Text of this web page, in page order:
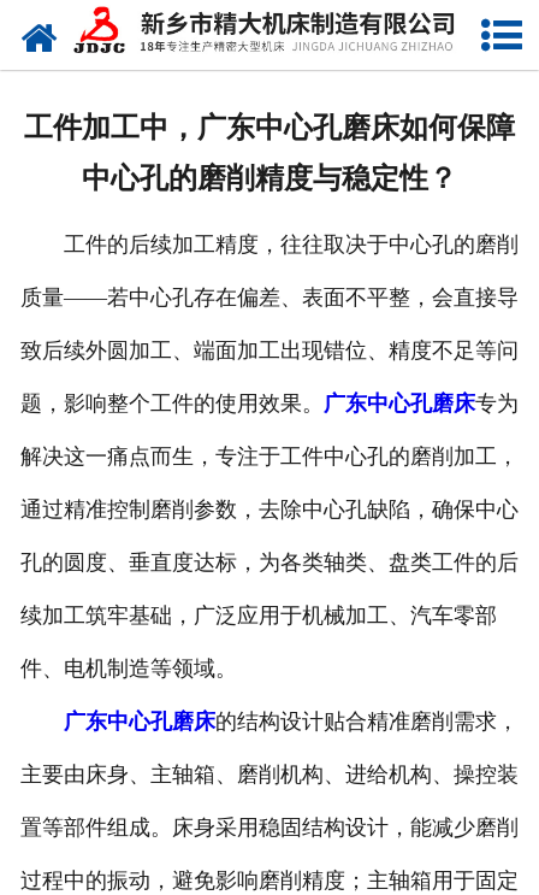
网站首页
视频中心
联系我们
工件加工中，广东中心孔磨床如何保障
中心孔的磨削精度与稳定性？
工件的后续加工精度，往往取决于中心孔的磨削
质量——若中心孔存在偏差、表面不平整，会直接导
致后续外圆加工、端面加工出现错位、精度不足等问
题，影响整个工件的使用效果。 广东中心孔磨床专为
解决这一痛点而生，专注于工件中心孔的磨削加工，
通过精准控制磨削参数，去除中心孔缺陷，确保中心
孔的圆度、垂直度达标，为各类轴类、盘类工件的后
续加工筑牢基础，广泛应用于机械加工、汽车零部
件、电机制造等领域。
广东中心孔磨床的结构设计贴合精准磨削需求，
主要由床身、主轴箱、磨削机构、进给机构、操控装
置等部件组成。床身采用稳固结构设计，能减少磨削
过程中的振动，避免影响磨削精度；主轴箱用于固定